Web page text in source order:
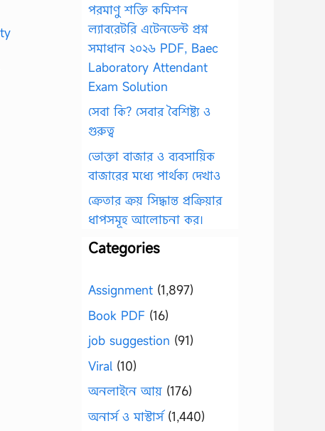
পরমাণু শক্তি কমিশন
ল্যাবরেটরি এটেনডেন্ট প্রশ্ন
সমাধান ২০২৬ PDF, Baec
Laboratory Attendant
Exam Solution
সেবা কি? সেবার বৈশিষ্ট্য ও
গুরুত্ব
ভোক্তা বাজার ও ব্যবসায়িক
বাজারের মধ্যে পার্থক্য দেখাও
ক্রেতার ক্রয় সিদ্ধান্ত প্রক্রিয়ার
ধাপসমূহ আলোচনা কর।
Categories
Assignment (1,897)
Book PDF (16)
job suggestion (91)
Viral (10)
অনলাইনে আয় (176)
অনার্স ও মাস্টার্স(1,440)